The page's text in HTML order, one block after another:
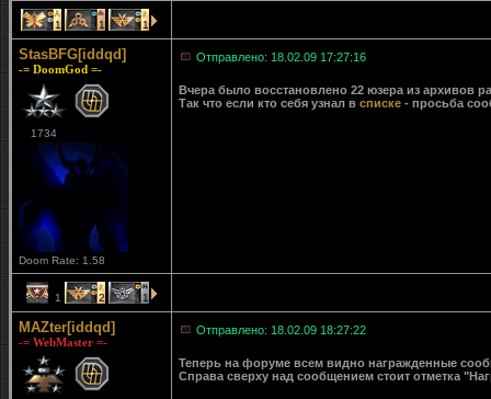
1 1 1
StasBFG[iddqd]
-= DoomGod =-
1734
Doom Rate: 1.58
Отправлено: 18.02.09 17:27:16
Вчера было восстановлено 22 юзера из архивов
Так что если кто себя узнал в списке - просьба
1 2 1
MAZter[iddqd]
-= WebMaster =-
Отправлено: 18.02.09 18:27:22
Теперь на форуме всем видно награжденные
Справа сверху над сообщением стоит отметка